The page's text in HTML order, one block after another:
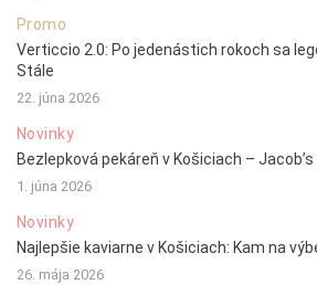
Promo
Verticcio 2.0: Po jedenástich rokoch sa
Stále
22. júna 2026
Novinky
Bezlepková pekáreň v Košiciach –
1. júna 2026
Novinky
Najlepšie kaviarne v Košiciach: Kam na
26. mája 2026